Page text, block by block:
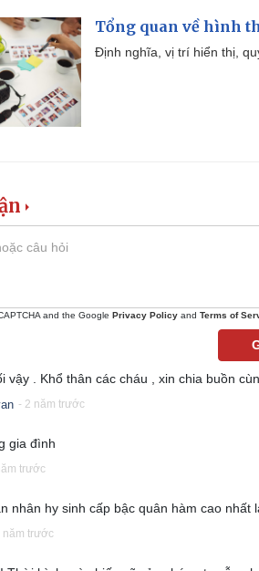
Tổng quan về hình
Định nghĩa, vị trí hiển thị,
and the Google Privacy Policy and Terms of
vậy . Khổ thân các cháu , xin chia buồn
- 2 năm trước
gia đình
trước
nhân hy sinh cấp bậc quân hàm cao nhất
năm trước